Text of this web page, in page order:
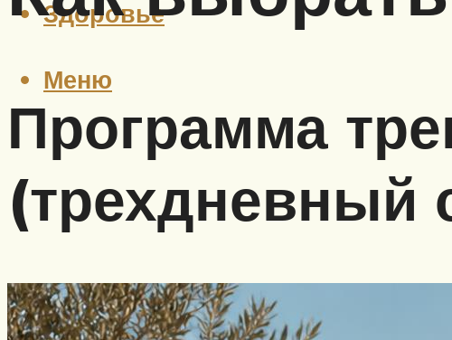
Здоровье
Меню
Программа
(трехдневный